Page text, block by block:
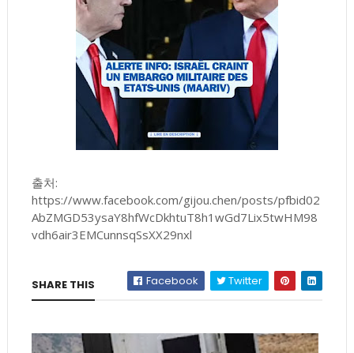
출처:
https://www.facebook.com/gijou.chen/posts/pfbid02
AbZMGD53ysaY8hfWcDkhtuT8h1wGd7Lix5twHM98
vdh6air3EMCunnsqSsXX29nxl
SHARE THIS Facebook Twitter